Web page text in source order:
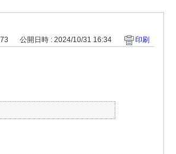
公開日時 : 2024/10/31 16:34 印刷